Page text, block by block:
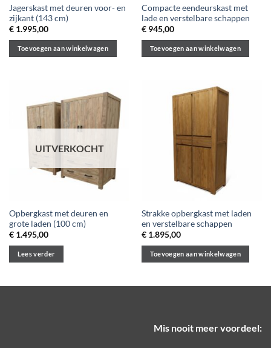
Jagerskast met deuren voor- en
zijkant (143 cm)
€1.995,00
Toevoegen aan winkelwagen
Compacte eendeurskast met
lade en verstelbare schappen
€945,00
Toevoegen aan winkelwagen
UITVERKOCHT
Opbergkast met deuren en
grote laden (100 cm)
€1.495,00
Lees verder
Strakke opbergkast met laden
en verstelbare schappen
€1.895,00
Toevoegen aan winkelwagen
Mis nooit meer voordeel: